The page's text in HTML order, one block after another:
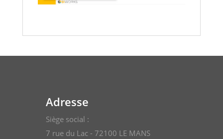
Adresse
Siège social :
7 rue du Lac - 72100 LE MANS